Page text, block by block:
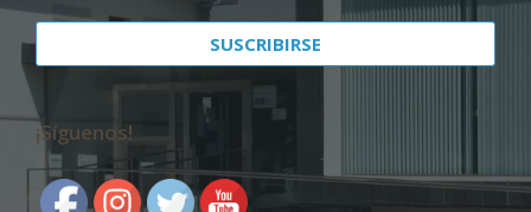
¡Síguenos!